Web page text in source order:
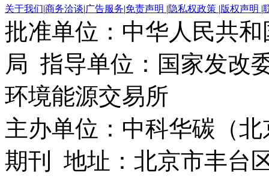
关于我们|商务洽谈|广告服务|免责声明 |隐私权政策 |版权声明 |
批准单位：中华人民共
局 指导单位：国家发改
环境能源交易所
主办单位：中科华碳（
期刊 地址：北京市丰台